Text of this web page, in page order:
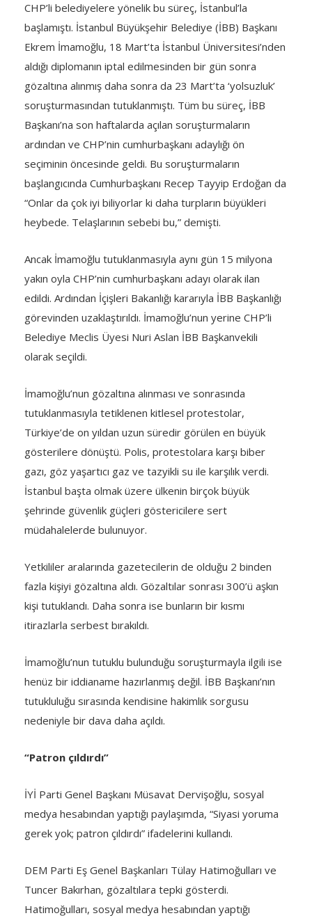
CHP’li belediyelere yönelik bu süreç, İstanbul’la
başlamıştı. İstanbul Büyükşehir Belediye (İBB) Başkanı
Ekrem İmamoğlu, 18 Mart’ta İstanbul Üniversitesi’nden
aldığı diplomanın iptal edilmesinden bir gün sonra
gözaltına alınmış daha sonra da 23 Mart’ta ‘yolsuzluk’
soruşturmasından tutuklanmıştı. Tüm bu süreç, İBB
Başkanı’na son haftalarda açılan soruşturmaların
ardından ve CHP’nin cumhurbaşkanı adaylığı ön
seçiminin öncesinde geldi. Bu soruşturmaların
başlangıcında Cumhurbaşkanı Recep Tayyip Erdoğan da
“Onlar da çok iyi biliyorlar ki daha turpların büyükleri
heybede. Telaşlarının sebebi bu,” demişti.
Ancak İmamoğlu tutuklanmasıyla aynı gün 15 milyona
yakın oyla CHP’nin cumhurbaşkanı adayı olarak ilan
edildi. Ardından İçişleri Bakanlığı kararıyla İBB Başkanlığı
görevinden uzaklaştırıldı. İmamoğlu’nun yerine CHP’li
Belediye Meclis Üyesi Nuri Aslan İBB Başkanvekili
olarak seçildi.
İmamoğlu’nun gözaltına alınması ve sonrasında
tutuklanmasıyla tetiklenen kitlesel protestolar,
Türkiye’de on yıldan uzun süredir görülen en büyük
gösterilere dönüştü. Polis, protestolara karşı biber
gazı, göz yaşartıcı gaz ve tazyikli su ile karşılık verdi.
İstanbul başta olmak üzere ülkenin birçok büyük
şehrinde güvenlik güçleri göstericilere sert
müdahalelerde bulunuyor.
Yetkililer aralarında gazetecilerin de olduğu 2 binden
fazla kişiyi gözaltına aldı. Gözaltılar sonrası 300’ü aşkın
kişi tutuklandı. Daha sonra ise bunların bir kısmı
itirazlarla serbest bırakıldı.
İmamoğlu’nun tutuklu bulunduğu soruşturmayla ilgili ise
henüz bir iddianame hazırlanmış değil. İBB Başkanı’nın
tutukluluğu sırasında kendisine hakimlik sorgusu
nedeniyle bir dava daha açıldı.
“Patron çıldırdı”
İYİ Parti Genel Başkanı Müsavat Dervişoğlu, sosyal
medya hesabından yaptığı paylaşımda, “Siyasi yoruma
gerek yok; patron çıldırdı” ifadelerini kullandı.
DEM Parti Eş Genel Başkanları Tülay Hatimoğulları ve
Tuncer Bakırhan, gözaltılara tepki gösterdi.
Hatimoğulları, sosyal medya hesabından yaptığı